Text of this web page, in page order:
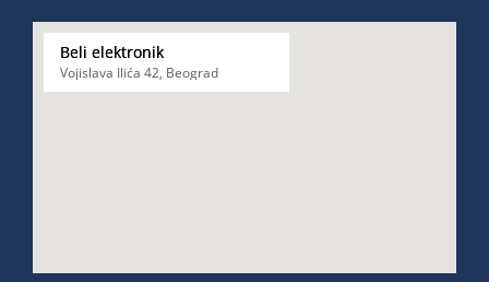
Beli elektronik
Vojislava Ilića 42, Beograd